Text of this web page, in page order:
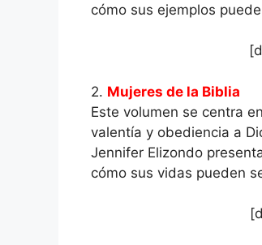
cómo sus ejemplos
2. Mujeres de la Biblia
Este volumen se centra
valentía y obediencia a
Jennifer Elizondo
cómo sus vidas pueden